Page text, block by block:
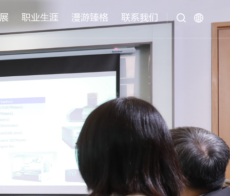
职业⽣涯 漫游臻格 联系我们
首页 > 职业生涯> 社会招聘